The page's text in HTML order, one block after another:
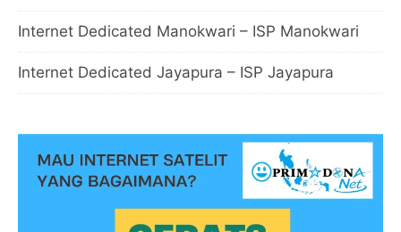
Internet Dedicated Manokwari – ISP Manokwari
Internet Dedicated Jayapura – ISP Jayapura